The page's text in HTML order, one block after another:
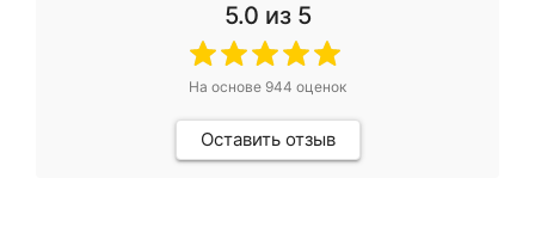
5.0 из 5
На основе 944 оценок
Оставить отзыв